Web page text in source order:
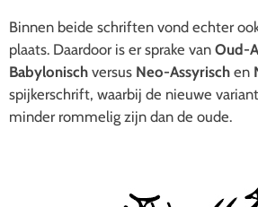
Binnen beide schriften vond echter
plaats. Daardoor is er sprake van Oud-
Babylonisch versus Neo-Assyrisch en
spijkerschrift, waarbij de nieuwe
minder rommelig zijn dan de oude.